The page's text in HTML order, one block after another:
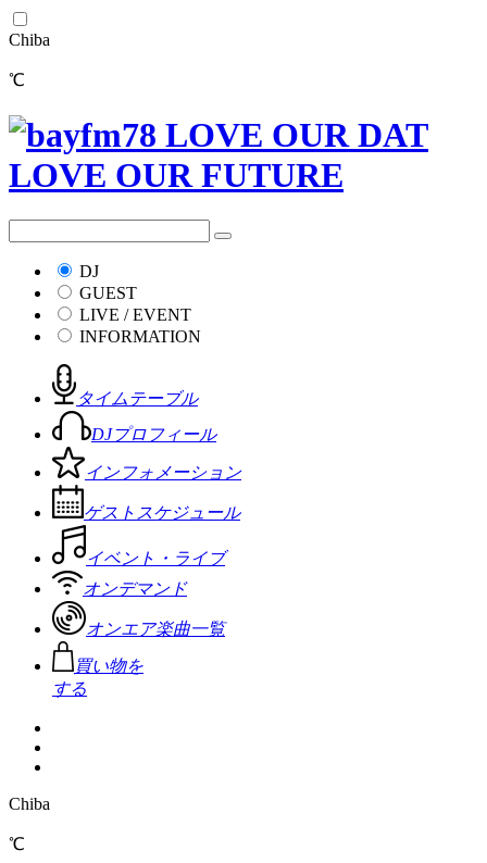
Chiba
℃
DJ
GUEST
LIVE / EVENT
INFORMATION
タイムテーブル
DJプロフィール
インフォメーション
ゲストスケジュール
イベント・ライブ
オンデマンド
オンエア楽曲一覧
買い物を
する
Chiba
℃